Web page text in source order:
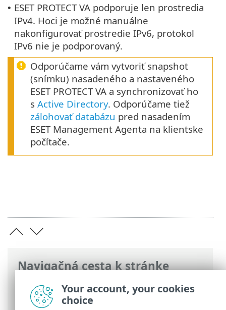
Navigačná cesta k stránke
ESET Online pomocník> ESET PROTECT
On-Prem
>Požiadavky
• ESET PROTECT VA podporuje len prostredia
IPv4. Hoci je možné manuálne
nakonfigurovať prostredie IPv6, protokol
IPv6 nie je podporovaný.
Odporúčame vám vytvoriť snapshot
(snímku) nasadeného a nastaveného
ESET PROTECT VA a synchronizovať ho
s Active Directory. Odporúčame tiež
zálohovať databázu pred nasadením
ESET Management Agenta na klientske
počítače.
Your account, your cookies
choice